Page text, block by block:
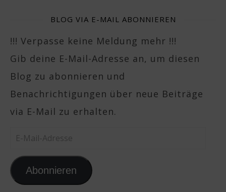
BLOG VIA E-MAIL ABONNIEREN
!!! Verpasse keine Meldung mehr !!!
Gib deine E-Mail-Adresse an, um diesen
Blog zu abonnieren und
Benachrichtigungen über neue Beiträge
via E-Mail zu erhalten.
E-Mail-Adresse
Abonnieren